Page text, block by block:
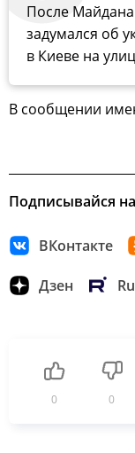
После
задумался об
в Киеве на
В сообщении
Подписывайся на
ВКонтакте
Дзен
0 0